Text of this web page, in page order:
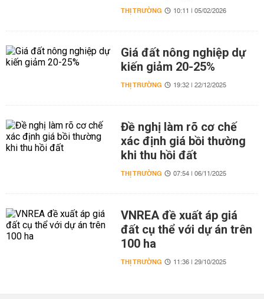
THỊ TRƯỜNG 10:11 | 05/02/2026
Giá đất nông nghiệp dự
kiến giảm 20-25%
THỊ TRƯỜNG 19:32 | 22/12/2025
Đề nghị làm rõ cơ chế
xác định giá bồi thường
khi thu hồi đất
THỊ TRƯỜNG 07:54 | 06/11/2025
VNREA đề xuất áp giá
đất cụ thể với dự án trên
100 ha
THỊ TRƯỜNG 11:36 | 29/10/2025